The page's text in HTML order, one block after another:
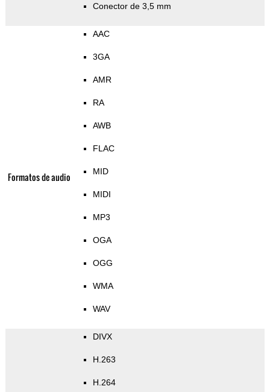
Conector de 3,5 mm
Formatos de audio
AAC
3GA
AMR
RA
AWB
FLAC
MID
MIDI
MP3
OGA
OGG
WMA
WAV
DIVX
H.263
H.264